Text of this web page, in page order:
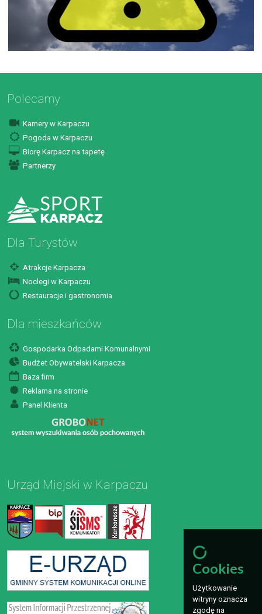
Polecamy
Kamery w Karpaczu
Pogoda w Karpaczu
Biorę Karpacz na tapetę
Partnerzy
Dla Turystów
Atrakcje Karpacza
Noclegi w Karpaczu
Restauracje i gastronomia
Dla mieszkańców
Gospodarka Odpadami Komunalnymi
Budżet Obywatelski Karpacza
Baza firm
Reklama na stronie
Panel Klienta
Urząd Miejski w Karpaczu
Cookies
Użytkowanie
witryny oznacza
zgodę na